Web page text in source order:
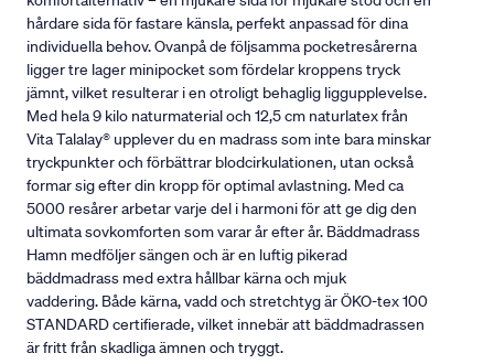
hårdare sida för fastare känsla, perfekt anpassad för dina
individuella behov. Ovanpå de följsamma pocketresårerna
ligger tre lager minipocket som fördelar kroppens tryck
jämnt, vilket resulterar i en otroligt behaglig liggupplevelse.
Med hela 9 kilo naturmaterial och 12,5 cm naturlatex från
Vita Talalay® upplever du en madrass som inte bara minskar
tryckpunkter och förbättrar blodcirkulationen, utan också
formar sig efter din kropp för optimal avlastning. Med ca
5000 resårer arbetar varje del i harmoni för att ge dig den
ultimata sovkomforten som varar år efter år. Bäddmadrass
Hamn medföljer sängen och är en luftig pikerad
bäddmadrass med extra hållbar kärna och mjuk
vaddering. Både kärna, vadd och stretchtyg är ÖKO-tex 100
STANDARD certifierade, vilket innebär att bäddmadrassen
är fritt från skadliga ämnen och tryggt.